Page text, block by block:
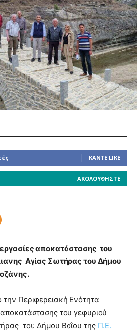
ΚΆΝΤΕ LIKE
ΑΚΟΛΟΥΘΉΣΤΕ
αποκατάστασης του
Αγίας Σωτήρας του Δήμου
Περιφερειακή Ενότητα
του γεφυριού
του Δήμου Βοΐου της Π.Ε.